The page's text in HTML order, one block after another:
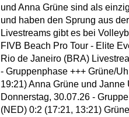
und Anna Grüne sind als
und haben den Sprung aus
Livestreams gibt es bei
FIVB Beach Pro Tour - Elite
Rio de Janeiro (BRA)
- Gruppenphase +++ Grüne/
19:21) Anna Grüne und
Donnerstag, 30.07.26 -
(NED) 0:2 (17:21, 13:21)